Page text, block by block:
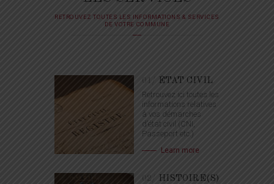
RETROUVEZ TOUTES LES INFORMATIONS & SERVICES
DE VOTRE COMMUNE
01/ ÉTAT CIVIL
Retrouvez ici toutes les
informations relatives
à vos démarches
d’état civil (CNI,
Passeport etc.)
Learn more
02/
HISTOIRE(S)